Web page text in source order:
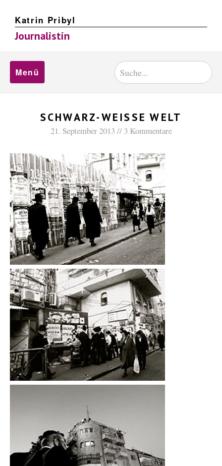
Katrin Pribyl
Journalistin
Menü
SCHWARZ-WEISSE WELT
21. September 2013 3 Kommentare